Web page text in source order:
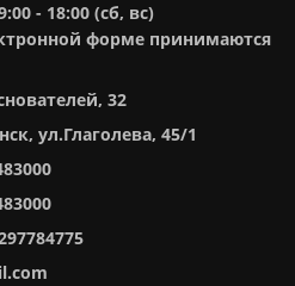
- 18:00 (сб, вс)
форме принимаются
32
ул.Глаголева, 45/1